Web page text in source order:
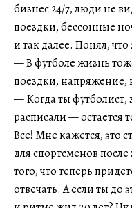
бизнес 24/7, люди не
поездки, бессонные
и так далее. Понял, что
— В футболе жизнь
поездки, напряжение,
— Когда ты футболист,
расписали — остается
Все! Мне кажется, это
для спортсменов
того, что теперь
отвечать. А если ты до